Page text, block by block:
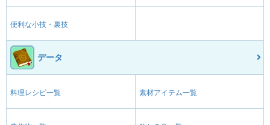
便利な小技・裏技
データ
料理レシピ一覧 素材アイテム一覧